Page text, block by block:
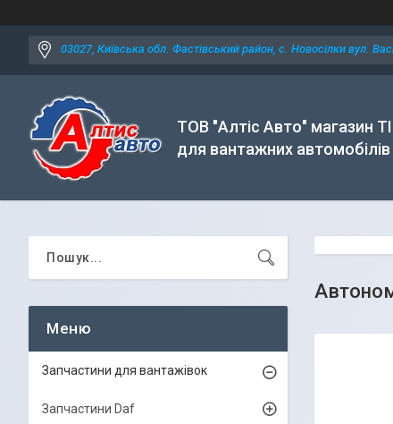
03027, Київська обл. Фастівський район, с. Новосілки вул.
ТОВ "Алтіс Авто" магазин
для вантажних автомобілів
Запчастини для вантажівок
Запчастини Daf